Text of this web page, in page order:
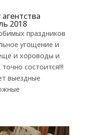
2018
праздников
угощение и
и хороводы и
состоится!!!
выездные